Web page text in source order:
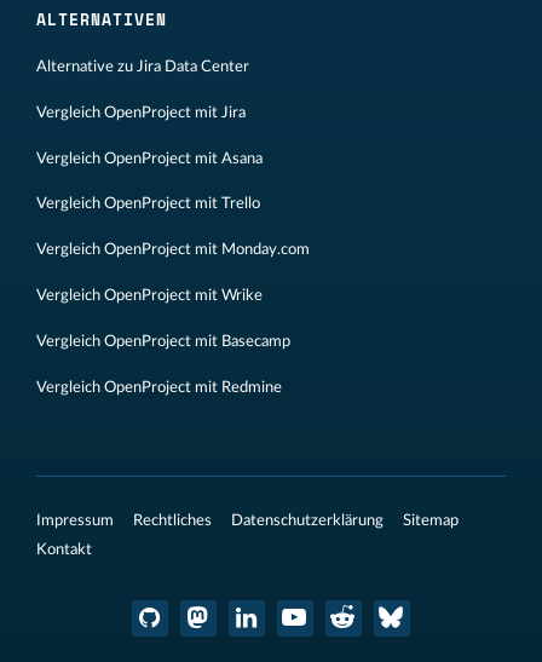
ALTERNATIVEN
Alternative zu Jira Data Center
Vergleich OpenProject mit Jira
Vergleich OpenProject mit Asana
Vergleich OpenProject mit Trello
Vergleich OpenProject mit Monday.com
Vergleich OpenProject mit Wrike
Vergleich OpenProject mit Basecamp
Vergleich OpenProject mit Redmine
Impressum Rechtliches Datenschutzerklärung
Sitemap
Kontakt